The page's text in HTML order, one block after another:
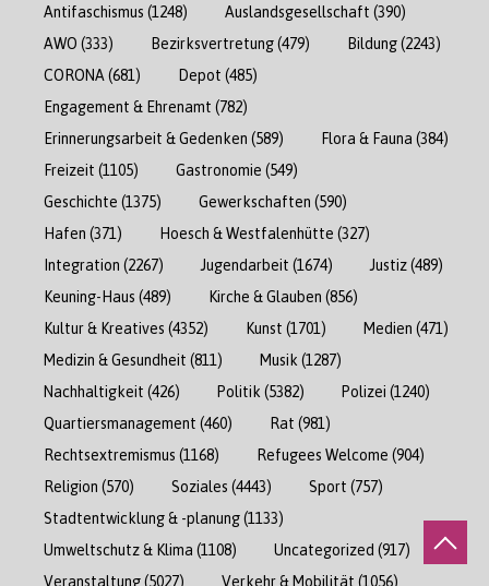
Antifaschismus (1248) Auslandsgesellschaft (390)
AWO (333) Bezirksvertretung(479) Bildung(2243)
CORONA (681) Depot (485)
Engagement & Ehrenamt (782)
Erinnerungsarbeit & Gedenken (589) Flora & Fauna (384)
Freizeit (1105) Gastronomie (549)
Geschichte (1375) Gewerkschaften (590)
Hafen (371) Hoesch & Westfalenhütte (327)
Integration (2267) Jugendarbeit (1674) Justiz(489)
Keuning-Haus (489) Kirche & Glauben (856)
Kultur & Kreatives (4352) Kunst (1701) Medien (471)
Medizin & Gesundheit (811) Musik (1287)
Nachhaltigkeit (426) Politik (5382) Polizei (1240)
Quartiersmanagement (460) Rat (981)
Rechtsextremismus (1168) Refugees Welcome (904)
Religion (570) Soziales (4443) Sport (757)
Stadtentwicklung & -planung(1133)
Umweltschutz & Klima (1108) Uncategorized (917)
Veranstaltung(5027) Verkehr & Mobilität (1056)